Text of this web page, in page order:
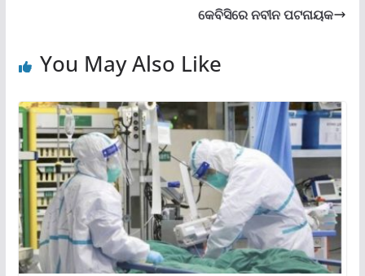
କେବିସିରେ ନବୀନ ପଟନାୟକ
You May Also Like